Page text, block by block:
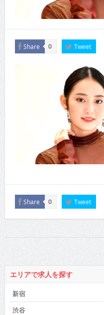
Share 0 Tweet
Share 0 Tweet
エリアで求人を探す
新宿
渋谷